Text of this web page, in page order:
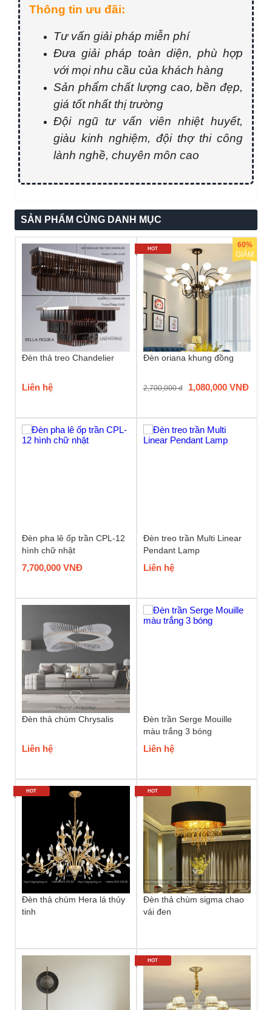
Thông tin ưu đãi:
Tư vấn giải pháp miễn phí
Đưa giải pháp toàn diện, phù hợp
với mọi nhu cầu của khách hàng
Sản phẩm chất lượng cao, bền đẹp,
giá tốt nhất thị trường
Đội ngũ tư vấn viên nhiệt huyết,
giàu kinh nghiệm, đội thợ thi công
lành nghề, chuyên môn cao
SẢN PHẨM CÙNG DANH MỤC
Đèn thả treo Chandelier
Liên hệ
Đèn oriana khung đồng
2,700,000 đ 1,080,000 VNĐ
60%
GIẢM
HOT
Đèn pha lê ốp trần CPL-12
hình chữ nhật
7,700,000 VNĐ
Đèn treo trần Multi Linear
Pendant Lamp
Liên hệ
Đèn thả chùm Chrysalis
Liên hệ
Đèn trần Serge Mouille
màu trắng 3 bóng
Liên hệ
Đèn thả chùm Hera lá thủy
tinh
HOT
Đèn thả chùm sigma chao
vải đen
HOT
HOT